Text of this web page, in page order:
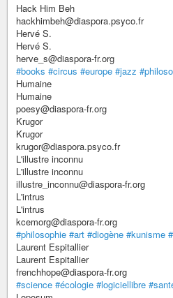
Hack Him Beh
hackhimbeh@diaspora.psyco.fr
Hervé S.
Hervé S.
herve_s@diaspora-fr.org
#books #circus #europe #jazz
Humaine
Humaine
poesy@diaspora-fr.org
Krugor
Krugor
krugor@diaspora.psyco.fr
L'illustre inconnu
L'illustre inconnu
illustre_inconnu@diaspora-fr.org
L'intrus
L'intrus
kcemorg@diaspora-fr.org
#philosophie #art #diogène #kunisme
Laurent Espitallier
Laurent Espitallier
frenchhope@diaspora-fr.org
#science #écologie #logiciellibre